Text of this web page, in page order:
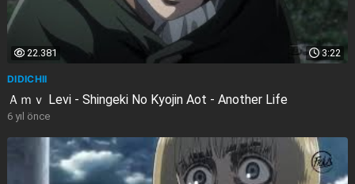
3:22
22.381
DIDICHII
Ａｍｖ Levi - Shingeki No Kyojin Aot - Another Life
6 yıl önce